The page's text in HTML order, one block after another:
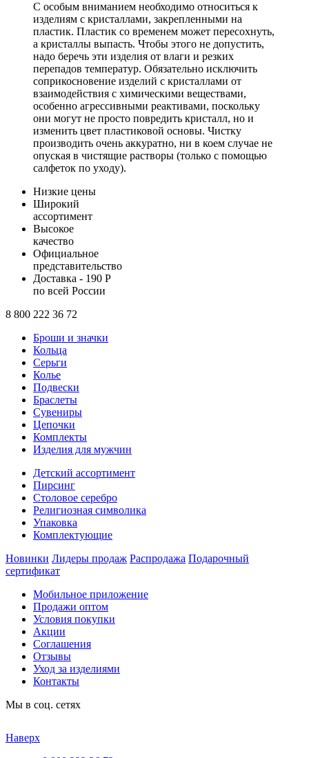
С особым вниманием необходимо относиться к
изделиям с кристаллами, закрепленными на
пластик. Пластик со временем может пересохнуть,
а кристаллы выпасть. Чтобы этого не допустить,
надо беречь эти изделия от влаги и резких
перепадов температур. Обязательно исключить
соприкосновение изделий с кристаллами от
взаимодействия с химическими веществами,
особенно агрессивными реактивами, поскольку
они могут не просто повредить кристалл, но и
изменить цвет пластиковой основы. Чистку
производить очень аккуратно, ни в коем случае не
опуская в чистящие растворы (только с помощью
салфеток по уходу).
Низкие цены
Широкий
ассортимент
Высокое
качество
Официальное
представительство
Доставка - 190 Р
по всей России
8 800 222 36 72
Броши и значки
Кольца
Серьги
Колье
Подвески
Браслеты
Сувениры
Цепочки
Комплекты
Изделия для мужчин
Детский ассортимент
Пирсинг
Столовое серебро
Религиозная символика
Упаковка
Комплектующие
Новинки Лидеры продаж Распродажа Подарочный
сертификат
Мобильное приложение
Продажи оптом
Условия покупки
Акции
Соглашения
Отзывы
Уход за изделиями
Контакты
Мы в соц. сетях
Наверх